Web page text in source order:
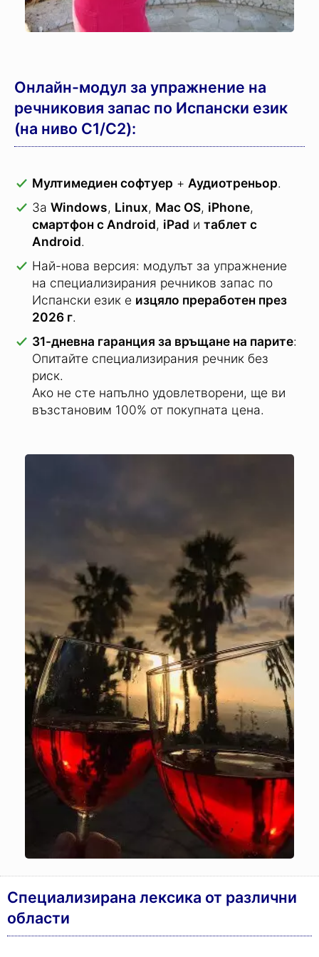
Oнлайн-модул за упражнение на
речниковия запас по Испански език
(на ниво C1/C2):
Мултимедиен софтуер + Аудиотреньор.
За Windows, Linux, Mac OS, iPhone,
смартфон с Android, iPad и таблет с
Android.
Най-нова версия: модулът за упражнение
на специализирания речников запас по
Испански език е изцяло преработен през
2026 г.
31-дневна гаранция за връщане на парите:
Опитайте специализирания речник без
риск.
Ако не сте напълно удовлетворени, ще ви
възстановим 100% от покупната цена.
Специализирана лексика от различни
области